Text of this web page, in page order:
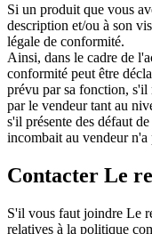
Si un produit que vous
description et/ou à son
légale de conformité.
Ainsi, dans le cadre de
conformité peut être
prévu par sa fonction, s'il
par le vendeur tant au
s'il présente des défaut
incombait au vendeur n'a
Contacter Le
S'il vous faut joindre Le
relatives à la politique